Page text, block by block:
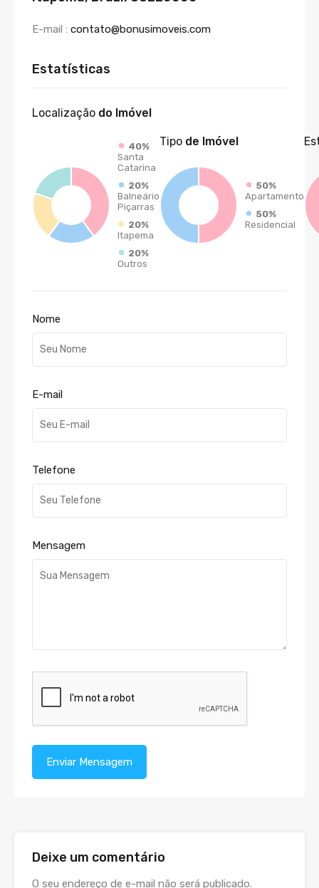
E-mail : contato@bonusimoveis.com
Estatísticas
Localização do Imóvel
40%
Santa
Catarina
20%
Balneário
Piçarras
20%
Itapema
20%
Outros
Tipo de Imóvel
50%
Apartamento
50%
Residencial
Nome
E-mail
Telefone
Mensagem
Deixe um comentário
O seu endereço de e-mail não será publicado.